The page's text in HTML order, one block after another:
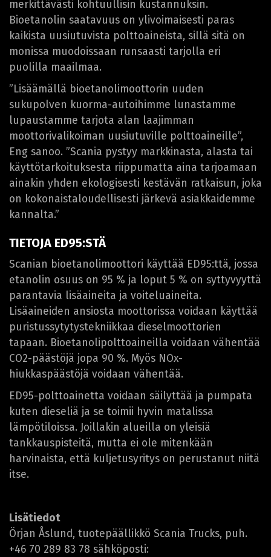
merkittävästi kohtuullisin kustannuksin.
Bioetanolin saatavuus on ylivoimaisesti paras
kaikista uusiutuvista polttoaineista, sillä sitä on
monissa muodoissaan runsaasti tarjolla eri
puolilla maailmaa.
”Lisäämällä bioetanolimoottorin uuden
sukupolven kuorma-autoihimme lunastamme
lupaustamme tarjota alan laajimman
moottorivalikoiman uusiutuville polttoaineille”,
Eng sanoo. ”Scania pystyy markkinasta, alasta tai
käyttötarkoituksesta riippumatta aina tarjoamaan
ainakin yhden ekologisesti kestävän ratkaisun, joka
on kokonaistaloudellisesti järkevä asiakkaidemme
kannalta.”
TIETOJA ED95:STÄ
Scanian bioetanolimoottori käyttää ED95:ttä, jossa
etanolin osuus on 95 % ja loput 5 % on syttyvyyttä
parantavia lisäaineita ja voiteluaineita.
Lisäaineiden ansiosta moottorissa voidaan käyttää
puristussytytystekniikkaa dieselmoottorien
tapaan. Bioetanolipolttoaineilla voidaan vähentää
CO2-päästöjä jopa 90 %. Myös NOx-
hiukkaspäästöjä voidaan vähentää.
ED95-polttoainetta voidaan säilyttää ja pumpata
kuten dieseliä ja se toimii hyvin matalissa
lämpötiloissa. Joillakin alueilla on yleisiä
tankkauspisteitä, mutta ei ole mitenkään
harvinaista, että kuljetusyritys on perustanut niitä
itse.
Lisätiedot
Örjan Åslund, tuotepäällikkö Scania Trucks, puh.
+46 70 289 83 78 sähköposti: